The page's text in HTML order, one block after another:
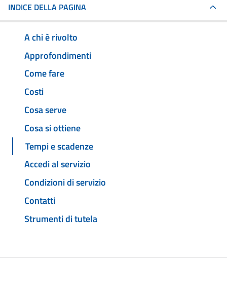
INDICE DELLA PAGINA
A chi è rivolto
Approfondimenti
Come fare
Costi
Cosa serve
Cosa si ottiene
Tempi e scadenze
Accedi al servizio
Condizioni di servizio
Contatti
Strumenti di tutela